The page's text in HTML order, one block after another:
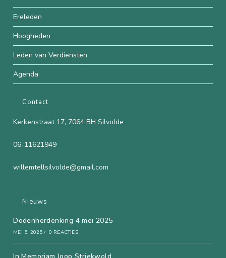
Ereleden
Hoogheden
Leden van Verdiensten
Agenda
Contact
Kerkenstraat 17, 7064 BH Silvolde
06-11621949
willemtellsilvolde@gmail.com
Nieuws
Dodenherdenking 4 mei 2025
MEI 5, 2025 / 0 REACTIES